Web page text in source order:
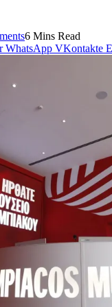
6 Mins Read
WhatsApp VKontakte